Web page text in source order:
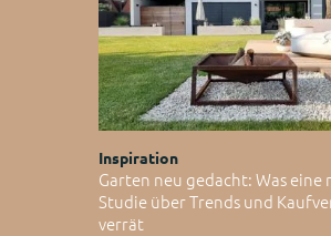
Inspiration
Garten neu gedacht: Was eine
Studie über Trends und
verrät